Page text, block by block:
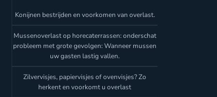
Konijnen bestrijden en voorkomen van overlast.
Mussenoverlast op horecaterrassen: onderschat
probleem met grote gevolgen: Wanneer mussen
uw gasten lastig vallen.
Zilvervisjes, papiervisjes of ovenvisjes? Zo
herkent en voorkomt u overlast